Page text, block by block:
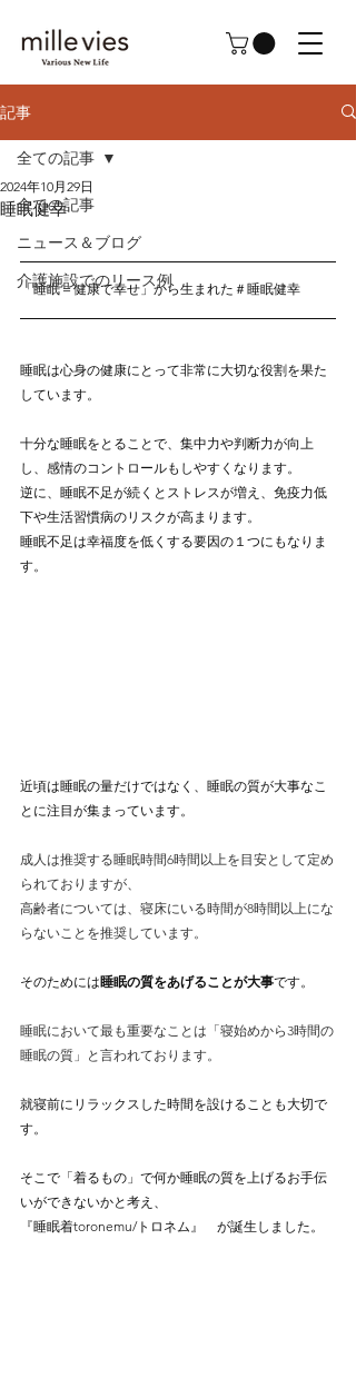
記事
全ての記事
ニュース＆ブログ
介護施設でのリース例
全ての記事
睡眠健幸
2024年10月29日
「睡眠＝健康で幸せ」から生まれた＃睡眠健幸
睡眠は心身の健康にとって非常に大切な役割を果た
しています。
十分な睡眠をとることで、集中力や判断力が向上
し、感情のコントロールもしやすくなります。
逆に、睡眠不足が続くとストレスが増え、免疫力低
下や生活習慣病のリスクが高まります。
睡眠不足は幸福度を低くする要因の１つにもなりま
す。
近頃は睡眠の量だけではなく、睡眠の質が大事なこ
とに注目が集まっています。
成人は推奨する睡眠時間6時間以上を目安として定め
られておりますが、
高齢者については、寝床にいる時間が8時間以上にな
らないことを推奨しています。
そのためには睡眠の質をあげることが大事です。
睡眠において最も重要なことは「寝始めから3時間の
睡眠の質」と言われております。
就寝前にリラックスした時間を設けることも大切で
す。
そこで「着るもの」で何か睡眠の質を上げるお手伝
いができないかと考え、
『睡眠着toronemu/トロネム』　が誕生しました。